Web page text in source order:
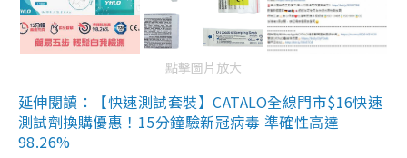
點擊圖片放大
延伸閱讀：【快速測試套裝】CATALO全線門市$16快速
測試劑換購優惠！15分鐘驗新冠病毒 準確性高達
98.26%